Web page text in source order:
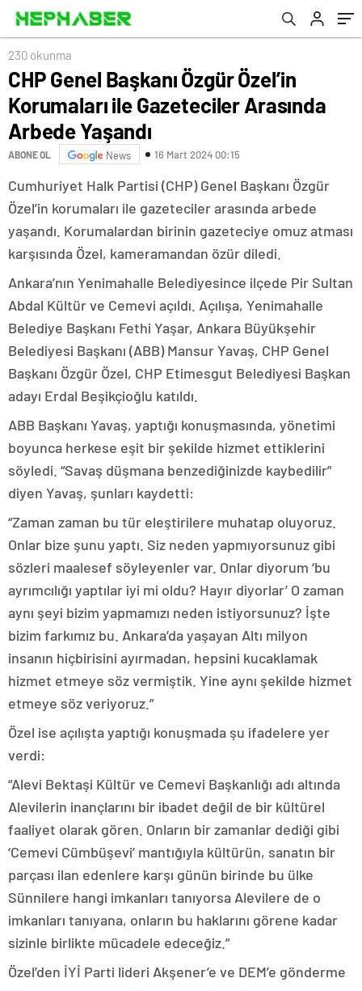
230 okunma
CHP Genel Başkanı Özgür Özel’in
Korumaları ile Gazeteciler Arasında
Arbede Yaşandı
ABONE OL News 16 Mart 2024 00:15
Cumhuriyet Halk Partisi (CHP) Genel Başkanı Özgür
Özel’in korumaları ile gazeteciler arasında arbede
yaşandı. Korumalardan birinin gazeteciye omuz atması
karşısında Özel, kameramandan özür diledi.
Ankara’nın Yenimahalle Belediyesince ilçede Pir Sultan
Abdal Kültür ve Cemevi açıldı. Açılışa, Yenimahalle
Belediye Başkanı Fethi Yaşar, Ankara Büyükşehir
Belediyesi Başkanı (ABB) Mansur Yavaş, CHP Genel
Başkanı Özgür Özel, CHP Etimesgut Belediyesi Başkan
adayı Erdal Beşikçioğlu katıldı.
ABB Başkanı Yavaş, yaptığı konuşmasında, yönetimi
boyunca herkese eşit bir şekilde hizmet ettiklerini
söyledi. “Savaş düşmana benzediğinizde kaybedilir”
diyen Yavaş, şunları kaydetti:
“Zaman zaman bu tür eleştirilere muhatap oluyoruz.
Onlar bize şunu yaptı. Siz neden yapmıyorsunuz gibi
sözleri maalesef söyleyenler var. Onlar diyorum ‘bu
ayrımcılığı yaptılar iyi mi oldu? Hayır diyorlar’ O zaman
aynı şeyi bizim yapmamızı neden istiyorsunuz? İşte
bizim farkımız bu. Ankara’da yaşayan Altı milyon
insanın hiçbirisini ayırmadan, hepsini kucaklamak
hizmet etmeye söz vermiştik. Yine aynı şekilde hizmet
etmeye söz veriyoruz.”
Özel ise açılışta yaptığı konuşmada şu ifadelere yer
verdi:
“Alevi Bektaşi Kültür ve Cemevi Başkanlığı adı altında
Alevilerin inançlarını bir ibadet değil de bir kültürel
faaliyet olarak gören. Onların bir zamanlar dediği gibi
‘Cemevi Cümbüşevi’ mantığıyla kültürün, sanatın bir
parçası ilan edenlere karşı günün birinde bu ülke
Sünnilere hangi imkanları tanıyorsa Alevilere de o
imkanları tanıyana, onların bu haklarını görene kadar
sizinle birlikte mücadele edeceğiz.”
Özel’den İYİ Parti lideri Akşener’e ve DEM’e gönderme